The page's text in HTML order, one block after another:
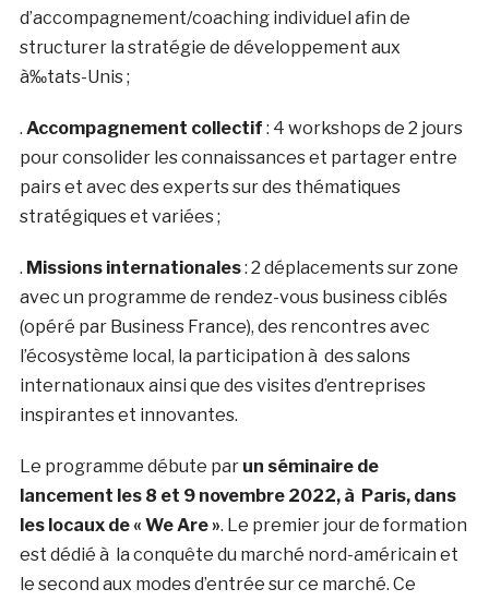
d’accompagnement/coaching individuel afin de
structurer la stratégie de développement aux
à‰tats-Unis ;
. Accompagnement collectif : 4 workshops de 2 jours
pour consolider les connaissances et partager entre
pairs et avec des experts sur des thématiques
stratégiques et variées ;
. Missions internationales: 2 déplacements sur zone
avec un programme de rendez-vous business ciblés
(opéré par Business France), des rencontres avec
l’écosystème local, la participation à des salons
internationaux ainsi que des visites d’entreprises
inspirantes et innovantes.
Le programme débute par un séminaire de
lancement les 8 et 9 novembre 2022, à Paris, dans
les locaux de « We Are ». Le premier jour de formation
est dédié à la conquête du marché nord-américain et
le second aux modes d’entrée sur ce marché. Ce